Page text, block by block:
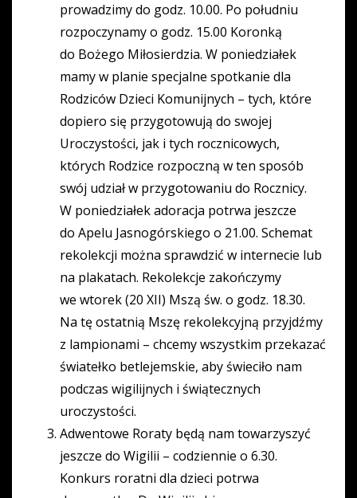
prowadzimy do godz. 10.00. Po południu
rozpoczynamy o godz. 15.00 Koronką
do Bożego Miłosierdzia. W poniedziałek
mamy w planie specjalne spotkanie dla
Rodziców Dzieci Komunijnych – tych, które
dopiero się przygotowują do swojej
Uroczystości, jak i tych rocznicowych,
których Rodzice rozpoczną w ten sposób
swój udział w przygotowaniu do Rocznicy.
W poniedziałek adoracja potrwa jeszcze
do Apelu Jasnogórskiego o 21.00. Schemat
rekolekcji można sprawdzić w internecie lub
na plakatach. Rekolekcje zakończymy
we wtorek (20 XII) Mszą św. o godz. 18.30.
Na tę ostatnią Mszę rekolekcyjną przyjdźmy
z lampionami – chcemy wszystkim przekazać
światełko betlejemskie, aby świeciło nam
podczas wigilijnych i świątecznych
uroczystości.
Adwentowe Roraty będą nam towarzyszyć
jeszcze do Wigilii – codziennie o 6.30.
Konkurs roratni dla dzieci potrwa